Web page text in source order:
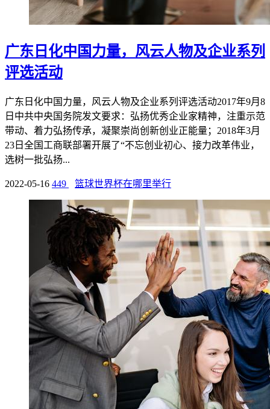
广东日化中国力量，风云人物及企业系列
评选活动
广东日化中国力量，风云人物及企业系列评选活动2017年9月8
日中共中央国务院发文要求：弘扬优秀企业家精神，注重示范
带动、着力弘扬传承，凝聚崇尚创新创业正能量；2018年3月
23日全国工商联部署开展了“不忘创业初心、接力改革伟业，
选树一批弘扬...
2022-05-16 449 篮球世界杯在哪里举行